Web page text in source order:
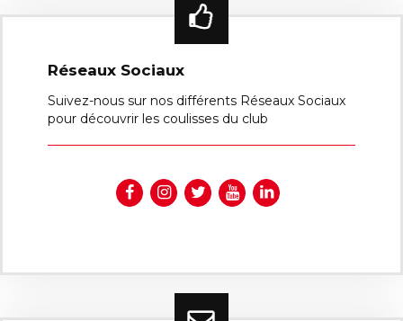
Réseaux Sociaux
Suivez-nous sur nos différents Réseaux Sociaux
pour découvrir les coulisses du club